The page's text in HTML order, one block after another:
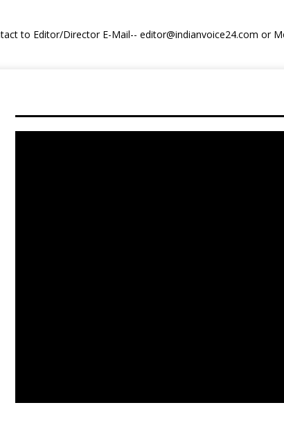
to Editor/Director E-Mail-- editor@indianvoice24.com or